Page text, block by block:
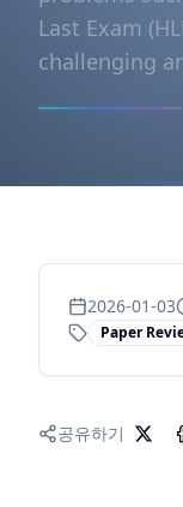
Last Exam
challenging
2026-01-03
Paper
공유하기